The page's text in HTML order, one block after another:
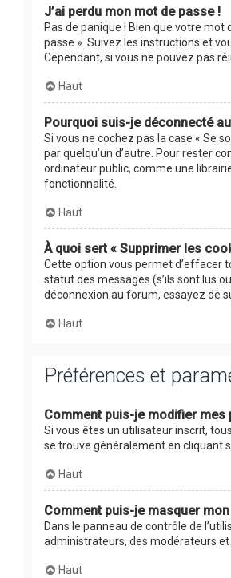
J’ai perdu mon mot de passe !
Pas de panique ! Bien que votre
passe ». Suivez les instructions et
Cependant, si vous ne pouvez pas
Haut
Pourquoi suis-je déconnecté
Si vous ne cochez pas la case « Se
par quelqu’un d’autre. Pour rester
ordinateur public, comme une
fonctionnalité.
Haut
À quoi sert « Supprimer les
Cette option vous permet d’effacer
statut des messages (s’ils sont lus
déconnexion au forum, essayez de
Haut
Préférences et
Comment puis-je modifier mes
Si vous êtes un utilisateur inscrit,
se trouve généralement en cliquant
Haut
Comment puis-je masquer
Dans le panneau de contrôle de
administrateurs, des modérateurs
Haut